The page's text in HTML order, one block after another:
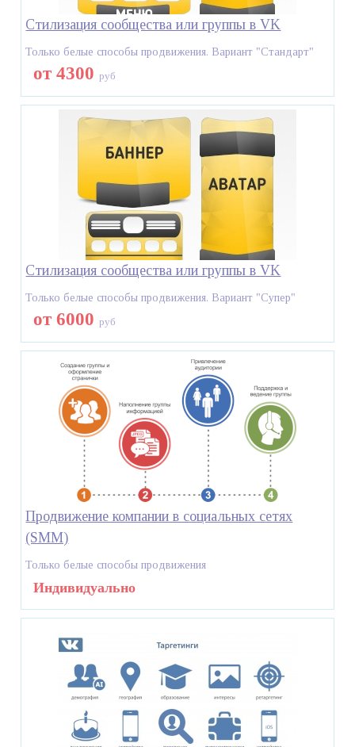
Стилизация сообщества или группы в VK
Только белые способы продвижения. Вариант "Стандарт"
от 4300руб
Стилизация сообщества или группы в VK
Только белые способы продвижения. Вариант "Супер"
от 6000руб
Продвижение компании в социальных сетях
(SMM)
Только белые способы продвижения
Индивидуально